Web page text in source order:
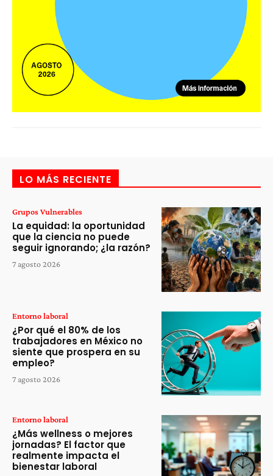
LO MÁS RECIENTE
Grupos Vulnerables
La equidad: la oportunidad
que la ciencia no puede
seguir ignorando; ¿la razón?
7 agosto 2026
Entorno laboral
¿Por qué el 80% de los
trabajadores en México no
siente que prospera en su
empleo?
7 agosto 2026
Entorno laboral
¿Más wellness o mejores
jornadas? El factor que
realmente impacta el
bienestar laboral